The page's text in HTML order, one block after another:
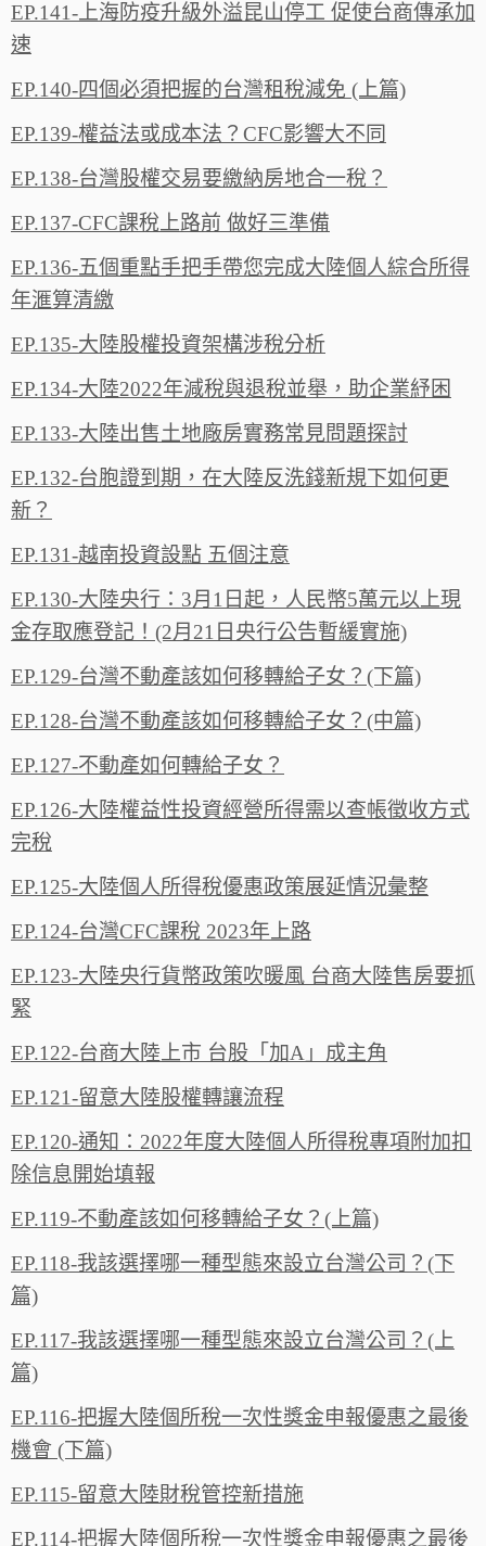
EP.141-上海防疫升級外溢昆山停工 促使台商傳承加
速
EP.140-四個必須把握的台灣租稅減免 (上篇)
EP.139-權益法或成本法？CFC影響大不同
EP.138-台灣股權交易要繳納房地合一稅？
EP.137-CFC課稅上路前 做好三準備
EP.136-五個重點手把手帶您完成大陸個人綜合所得
年滙算清繳
EP.135-大陸股權投資架構涉稅分析
EP.134-大陸2022年減稅與退稅並舉，助企業紓困
EP.133-大陸出售土地廠房實務常見問題探討
EP.132-台胞證到期，在大陸反洗錢新規下如何更
新？
EP.131-越南投資設點 五個注意
EP.130-大陸央行：3月1日起，人民幣5萬元以上現
金存取應登記！(2月21日央行公告暫緩實施)
EP.129-台灣不動產該如何移轉給子女？(下篇)
EP.128-台灣不動產該如何移轉給子女？(中篇)
EP.127-不動產如何轉給子女？
EP.126-大陸權益性投資經營所得需以查帳徵收方式
完稅
EP.125-大陸個人所得稅優惠政策展延情況彙整
EP.124-台灣CFC課稅 2023年上路
EP.123-大陸央行貨幣政策吹暖風 台商大陸售房要抓
緊
EP.122-台商大陸上市 台股「加A」成主角
EP.121-留意大陸股權轉讓流程
EP.120-通知：2022年度大陸個人所得稅專項附加扣
除信息開始填報
EP.119-不動產該如何移轉給子女？(上篇)
EP.118-我該選擇哪一種型態來設立台灣公司？(下
篇)
EP.117-我該選擇哪一種型態來設立台灣公司？(上
篇)
EP.116-把握大陸個所稅一次性獎金申報優惠之最後
機會 (下篇)
EP.115-留意大陸財稅管控新措施
EP.114-把握大陸個所稅一次性獎金申報優惠之最後